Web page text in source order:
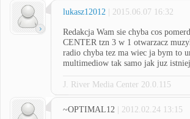
lukasz12012 | 2015.06.07 16:32
Redakcja Wam sie chyba cos
CENTER tzn 3 w 1 otwarzacz
radio chyba tez ma wiec ja bym to
multimediow tak samo jak juz
J. River Media Center 20.0.115
~OPTIMAL12 | 2012.02.24 13:15